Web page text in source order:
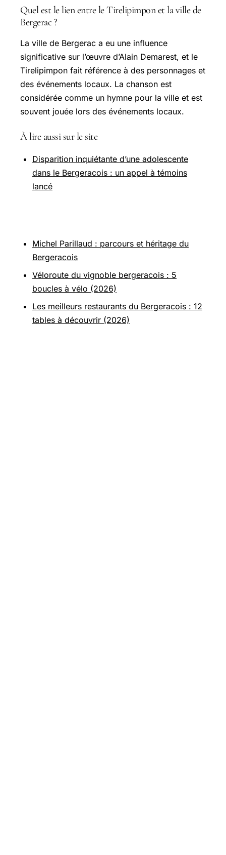
Quel est le lien entre le Tirelipimpon et la ville de
Bergerac ?
La ville de Bergerac a eu une influence
significative sur l’œuvre d’Alain Demarest, et le
Tirelipimpon fait référence à des personnages et
des événements locaux. La chanson est
considérée comme un hymne pour la ville et est
souvent jouée lors des événements locaux.
À lire aussi sur le site
Disparition inquiétante d’une adolescente
dans le Bergeracois : un appel à témoins
lancé
Michel Parillaud : parcours et héritage du
Bergeracois
Véloroute du vignoble bergeracois : 5
boucles à vélo (2026)
Les meilleurs restaurants du Bergeracois : 12
tables à découvrir (2026)